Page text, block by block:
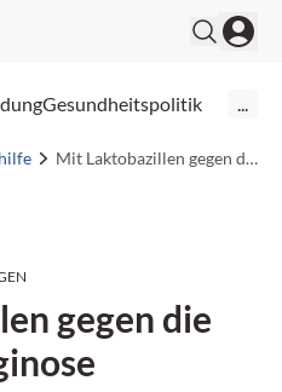
Gesundheitspolitik ...
Mit Laktobazillen gegen die bakterielle Vaginose
gegen die